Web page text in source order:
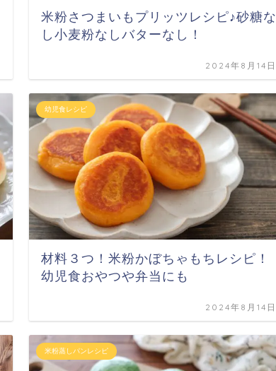
米粉さつまいもプリッツレシピ♪砂糖な
し小麦粉なしバターなし！
2024年8月14日
幼児食レシピ
材料３つ！米粉かぼちゃもちレシピ！
幼児食おやつや弁当にも
2024年8月14日
米粉蒸しパンレシピ